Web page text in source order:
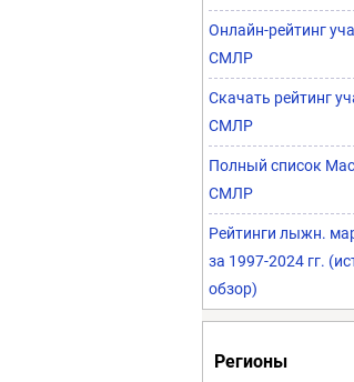
Онлайн-рейтинг
СМЛР
Скачать рейтинг
СМЛР
Полный список
СМЛР
Рейтинги лыжн.
за 1997-2024 гг.
обзор)
Регионы